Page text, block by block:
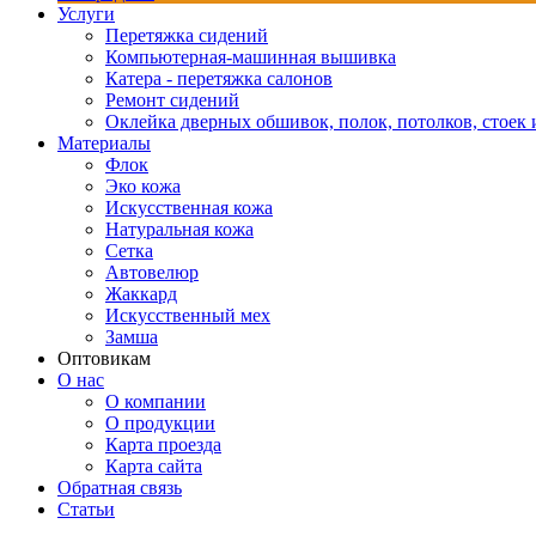
Услуги
Перетяжка сидений
Компьютерная-машинная вышивка
Катера - перетяжка салонов
Ремонт сидений
Оклейка дверных обшивок, полок, потолков, стоек
Материалы
Флок
Эко кожа
Искусственная кожа
Натуральная кожа
Сетка
Автовелюр
Жаккард
Искусственный мех
Замша
Оптовикам
О нас
О компании
О продукции
Карта проезда
Карта сайта
Обратная связь
Статьи